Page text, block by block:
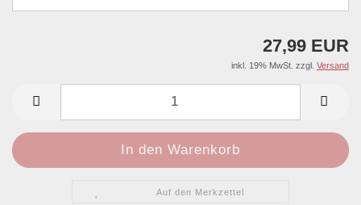
27,99 EUR
inkl. 19% MwSt. zzgl. Versand
Auf den Merkzettel